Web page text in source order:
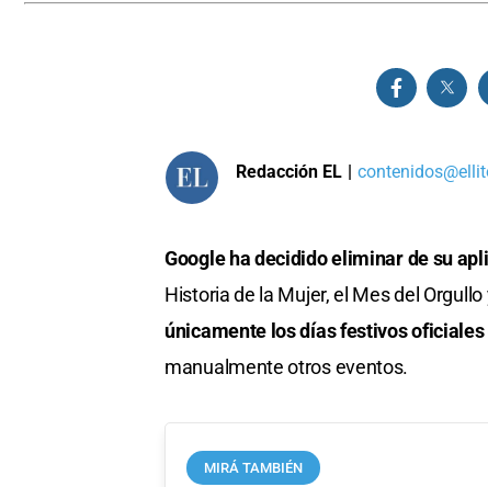
Redacción EL |
Google ha decidido eliminar de su
Historia de la Mujer, el Mes del
únicamente los días festivos oficiales
manualmente otros eventos.
MIRÁ TAMBIÉN